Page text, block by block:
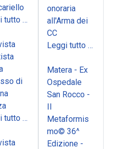
tutto …
di
tutto …
onoraria
all'Arma dei
CC
Leggi tutto …
Matera - Ex
Ospedale
San Rocco -
Il
Metaformis
mo© 36^
Edizione -